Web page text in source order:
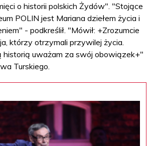
o historii polskich Żydów". "Stojące
POLIN jest Mariana dziełem życia i
- podkreślił. "Mówił: +Zrozumcie
którzy otrzymali przywilej życia.
historią uważam za swój obowiązek+"
Turskiego.